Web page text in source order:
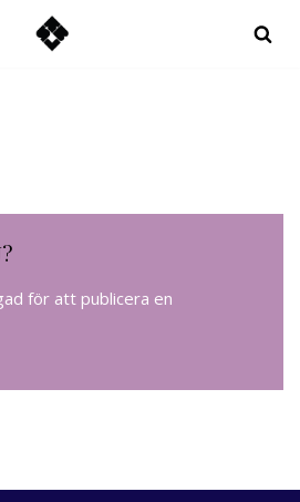
för att publicera en